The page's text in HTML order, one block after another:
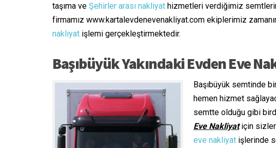
taşıma ve Şehirler arası nakliyat hizmetleri verdiğimiz
firmamız www.kartalevdenevenakliyat.com ekiplerimiz
nakliyat işlemi gerçekleştirmektedir.
Başıbüyük Yakındaki Evden Eve
Başıbüyük semtinde
hemen hizmet
semtte olduğu gibi
Eve Nakliyatiçin
eve nakliyat işlerinde